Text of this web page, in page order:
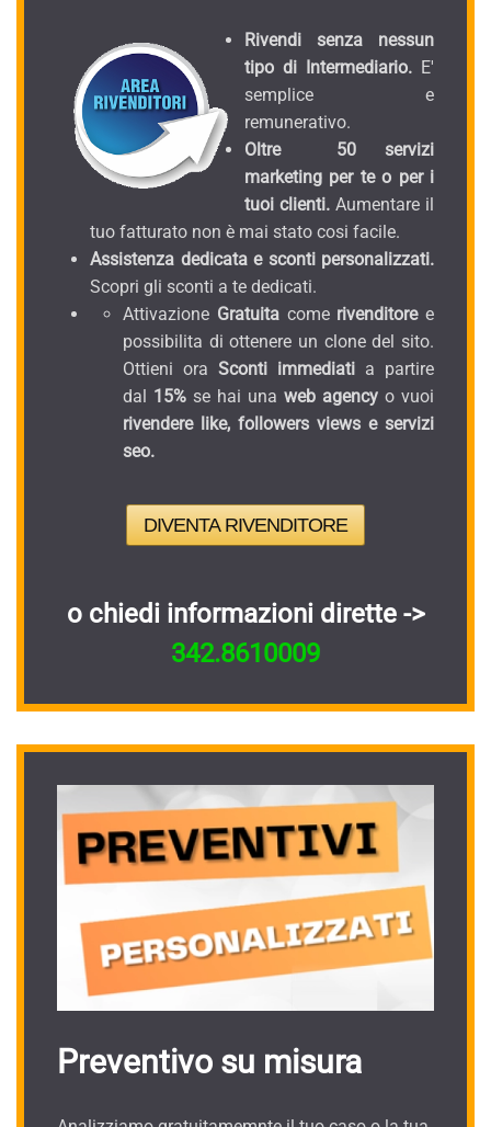
Rivendi senza nessun
tipo di Intermediario. E'
semplice e
remunerativo.
Oltre 50 servizi
marketing per te o per i
tuoi clienti. Aumentare il
tuo fatturato non è mai stato cosi facile.
Assistenza dedicata e sconti personalizzati.
Scopri gli sconti a te dedicati.
Attivazione Gratuitacomerivenditoree
possibilita di ottenere un clone del sito.
Ottieni ora Sconti immediati a partire
dal 15% se hai una web agency o vuoi
rivendere like, followers views e servizi
seo.
DIVENTA RIVENDITORE
o chiedi informazioni dirette ->
342.8610009
Preventivo su misura